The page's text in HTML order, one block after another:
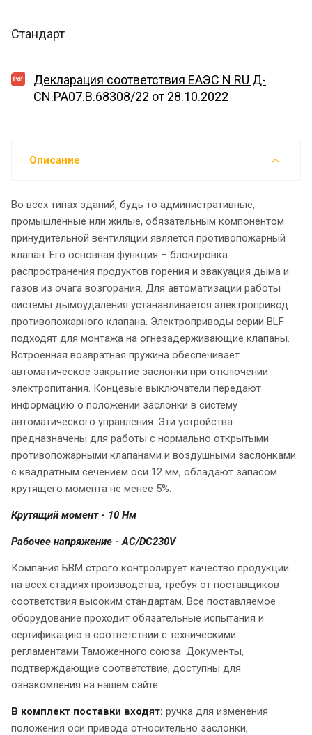
Стандарт
Декларация соответствия EAЭС N RU Д-
CN.PA07.B.68308/22 от 28.10.2022
Описание
Во всех типах зданий, будь то административные,
промышленные или жилые, обязательным компонентом
принудительной вентиляции является противопожарный
клапан. Его основная функция – блокировка
распространения продуктов горения и эвакуация дыма и
газов из очага возгорания. Для автоматизации работы
системы дымоудаления устанавливается электропривод
противопожарного клапана. Электроприводы серии BLF
подходят для монтажа на огнезадерживающие клапаны.
Встроенная возвратная пружина обеспечивает
автоматическое закрытие заслонки при отключении
электропитания. Концевые выключатели передают
информацию о положении заслонки в систему
автоматического управления. Эти устройства
предназначены для работы с нормально открытыми
противопожарными клапанами и воздушными заслонками
с квадратным сечением оси 12 мм, обладают запасом
крутящего момента не менее 5%.
Крутящий момент - 10 Нм
Рабочее напряжение - AC/DC230V
Компания БВМ строго контролирует качество продукции
на всех стадиях производства, требуя от поставщиков
соответствия высоким стандартам. Все поставляемое
оборудование проходит обязательные испытания и
сертификацию в соответствии с техническими
регламентами Таможенного союза. Документы,
подтверждающие соответствие, доступны для
ознакомления на нашем сайте.
В комплект поставки входят: ручка для изменения
положения оси привода относительно заслонки,